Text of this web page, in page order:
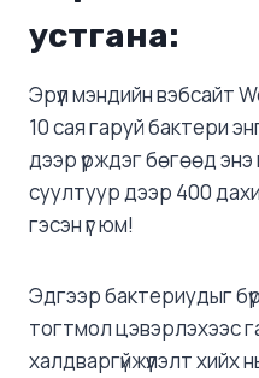
устгана:
Эрүүл мэндийн вэбсайт
10 сая гаруй бактери
дээр үрждэг бөгөөд
суултуур дээр 400
гэсэн үг юм!
Эдгээр бактериудыг
тогтмол цэвэрлэхээс
халдваргүйжүүлэлт